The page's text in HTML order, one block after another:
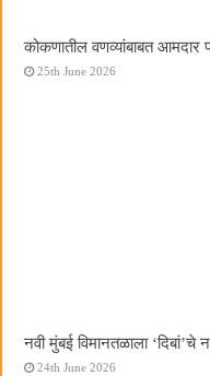
कोकणातील वणव्यांबाबत
25th June 2026
नवी मुंबई विमानतळाला
24th June 2026